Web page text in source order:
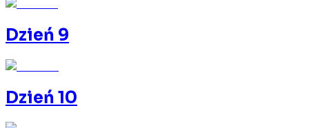
Dzień 9
Dzień 10